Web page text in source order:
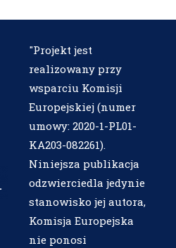
"Projekt jest
realizowany przy
wsparciu Komisji
Europejskiej (numer
umowy: 2020-1-PL01-
KA203-082261).
Niniejsza publikacja
odzwierciedla jedynie
stanowisko jej autora,
Komisja Europejska
nie ponosi